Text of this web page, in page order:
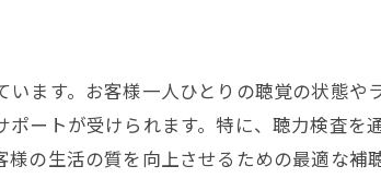
グで最適な補聴器を見つける
ます。お客様一人ひとりの聴覚の状態や
ートが受けられます。特に、聴力検査を
の生活の質を向上させるための最適な補